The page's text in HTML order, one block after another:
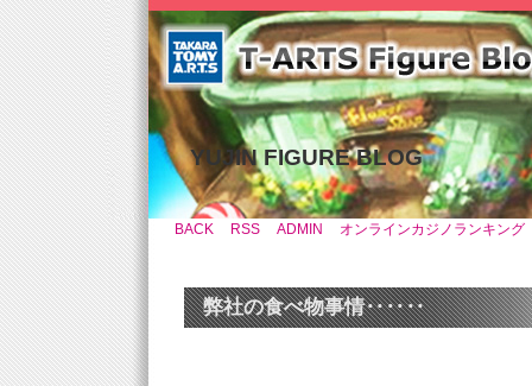
YUJIN FIGURE BLOG
BACK RSS ADMIN オンラインカジノランキング
弊社の食べ物事情‥‥‥